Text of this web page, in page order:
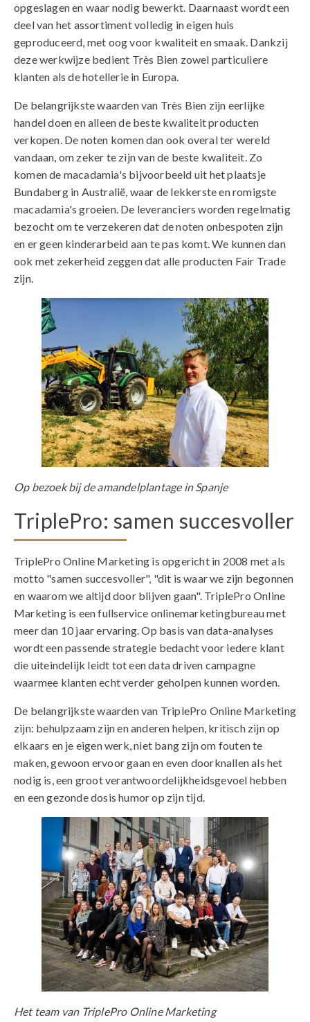
opgeslagen en waar nodig bewerkt. Daarnaast wordt een
deel van het assortiment volledig in eigen huis
geproduceerd, met oog voor kwaliteit en smaak. Dankzij
deze werkwijze bedient Très Bien zowel particuliere
klanten als de hotellerie in Europa.
De belangrijkste waarden van Très Bien zijn eerlijke
handel doen en alleen de beste kwaliteit producten
verkopen. De noten komen dan ook overal ter wereld
vandaan, om zeker te zijn van de beste kwaliteit. Zo
komen de macadamia's bijvoorbeeld uit het plaatsje
Bundaberg in Australië, waar de lekkerste en romigste
macadamia's groeien. De leveranciers worden regelmatig
bezocht om te verzekeren dat de noten onbespoten zijn
en er geen kinderarbeid aan te pas komt. We kunnen dan
ook met zekerheid zeggen dat alle producten Fair Trade
zijn.
Op bezoek bij de amandelplantage in Spanje
TriplePro: samen succesvoller
TriplePro Online Marketing is opgericht in 2008 met als
motto "samen succesvoller", "dit is waar we zijn begonnen
en waarom we altijd door blijven gaan". TriplePro Online
Marketing is een fullservice onlinemarketingbureau met
meer dan 10 jaar ervaring. Op basis van data-analyses
wordt een passende strategie bedacht voor iedere klant
die uiteindelijk leidt tot een data driven campagne
waarmee klanten echt verder geholpen kunnen worden.
De belangrijkste waarden van TriplePro Online Marketing
zijn: behulpzaam zijn en anderen helpen, kritisch zijn op
elkaars en je eigen werk, niet bang zijn om fouten te
maken, gewoon ervoor gaan en even doorknallen als het
nodig is, een groot verantwoordelijkheidsgevoel hebben
en een gezonde dosis humor op zijn tijd.
Het team van TriplePro Online Marketing